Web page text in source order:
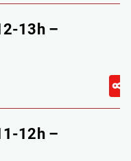
13h –
12h –